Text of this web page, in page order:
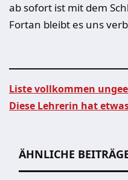
ab sofort ist mit dem
Fortan bleibt es uns
Liste vollkommen
Diese Lehrerin hat
ÄHNLICHE